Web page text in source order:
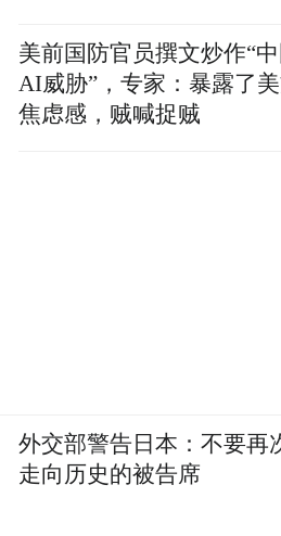
美前国防官员撰文炒作“中
AI威胁”，专家：暴露了
焦虑感，贼喊捉贼
外交部警告日本：不要再
走向历史的被告席